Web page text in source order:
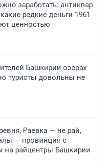
заработать: антиквар
редкие деньги 1961
ценностью
Башкирии озерах
туристы довольны не
Раевка — не рай,
— провинция с
на райцентры Башкирии